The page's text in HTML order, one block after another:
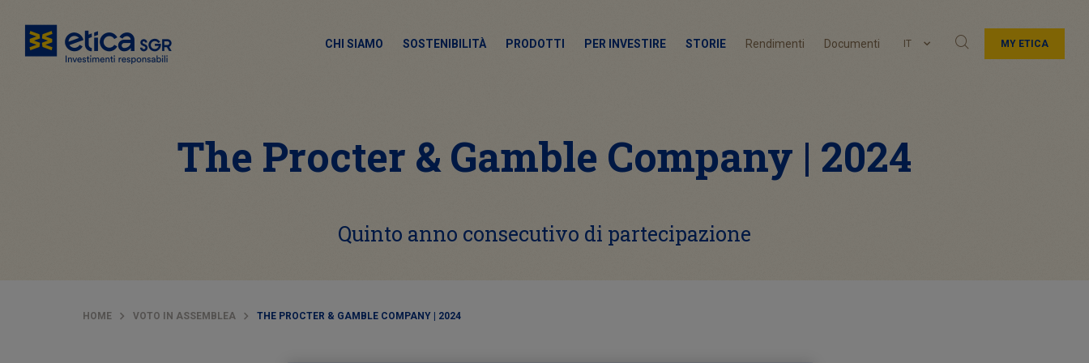
CHI SIAMO SOSTENIBILITÀ PRODOTTI PER INVESTIRE STORIE Rendimenti Documenti IT MY ETICA
The Procter & Gamble Company | 2024
Quinto anno consecutivo di partecipazione
HOME VOTO IN ASSEMBLEA THE PROCTER & GAMBLE COMPANY | 2024